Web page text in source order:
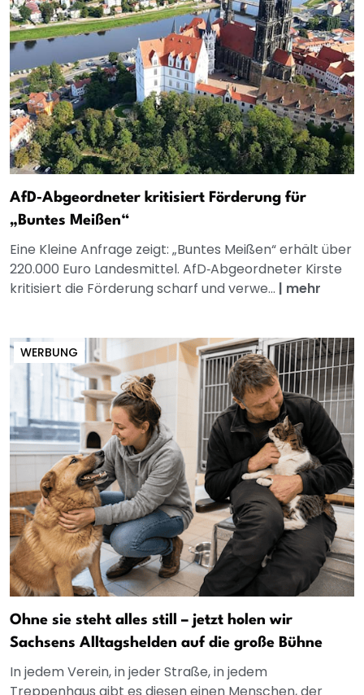
AfD‑Abgeordneter kritisiert Förderung für
„Buntes Meißen“
Eine Kleine Anfrage zeigt: „Buntes Meißen“ erhält über
220.000 Euro Landesmittel. AfD‑Abgeordneter Kirste
kritisiert die Förderung scharf und verwe... | mehr
WERBUNG
Ohne sie steht alles still – jetzt holen wir
Sachsens Alltagshelden auf die große Bühne
In jedem Verein, in jeder Straße, in jedem